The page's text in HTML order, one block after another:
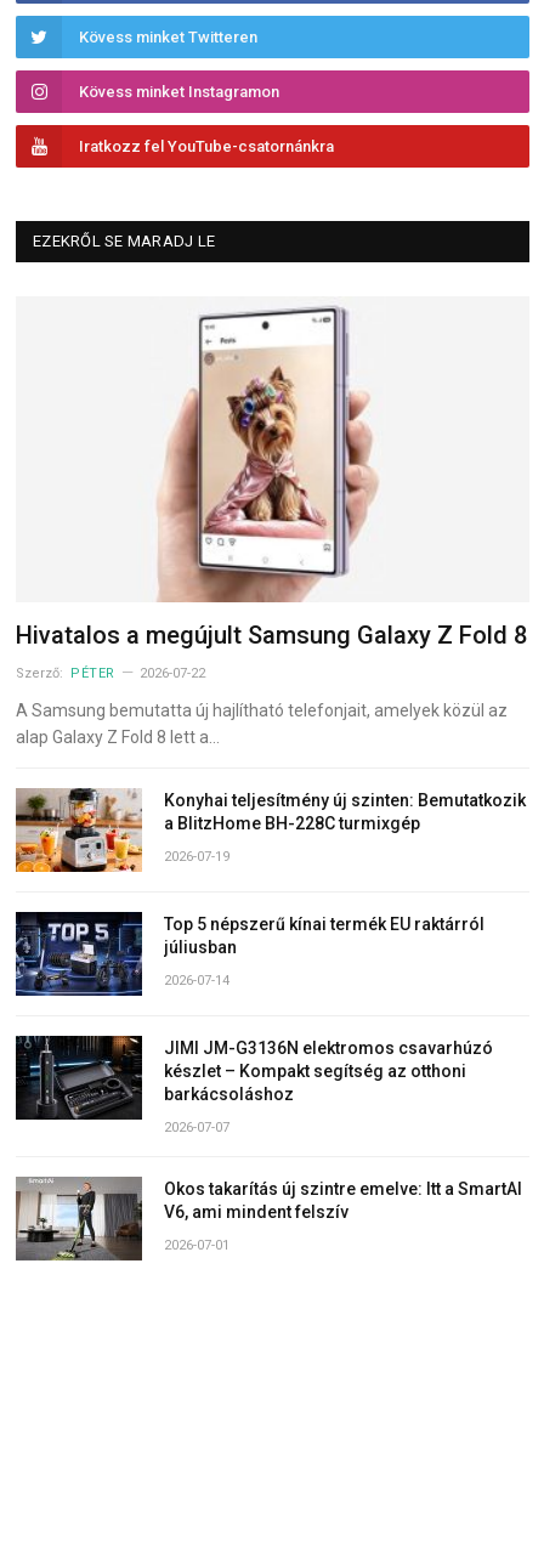
Kövess minket Twitteren
Kövess minket Instagramon
Iratkozz fel YouTube-csatornánkra
EZEKRŐL SE MARADJ LE
Hivatalos a megújult Samsung Galaxy Z Fold 8
Szerző: PÉTER 2026-07-22
A Samsung bemutatta új hajlítható telefonjait, amelyek közül az
alap Galaxy Z Fold 8 lett a…
Konyhai teljesítmény új szinten: Bemutatkozik
a BlitzHome BH-228C turmixgép
2026-07-19
Top 5 népszerű kínai termék EU raktárról
júliusban
2026-07-14
JIMI JM-G3136N elektromos csavarhúzó
készlet – Kompakt segítség az otthoni
barkácsoláshoz
2026-07-07
Okos takarítás új szintre emelve: Itt a SmartAI
V6, ami mindent felszív
2026-07-01